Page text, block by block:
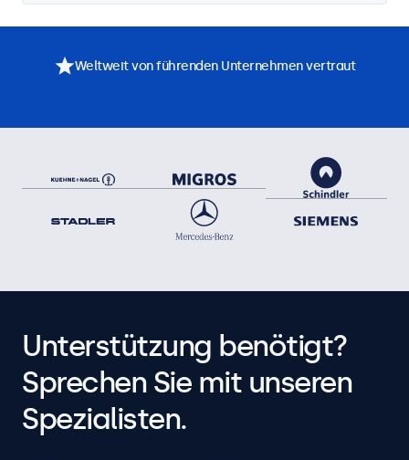
Weltweit von führenden Unternehmen vertraut
Unterstützung benötigt?
Sprechen Sie mit unseren
Spezialisten.